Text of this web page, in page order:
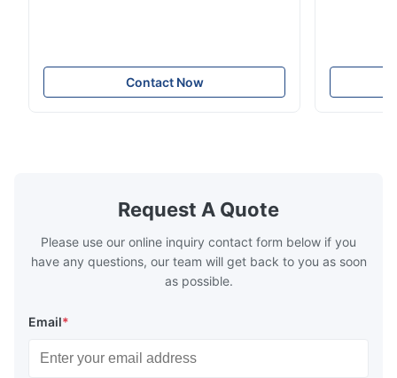
is used in heavy industry and light industry,
Daily necessities industry and architectural
Contact Now
Thickness
Request A Quote
Please use our online inquiry contact form below if you
have any questions, our team will get back to you as soon
as possible.
Email*